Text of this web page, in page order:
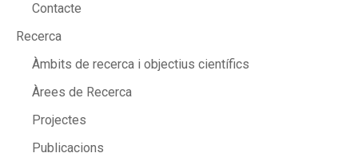
Contacte
Recerca
Àmbits de recerca i objectius científics
Àrees de Recerca
Projectes
Publicacions